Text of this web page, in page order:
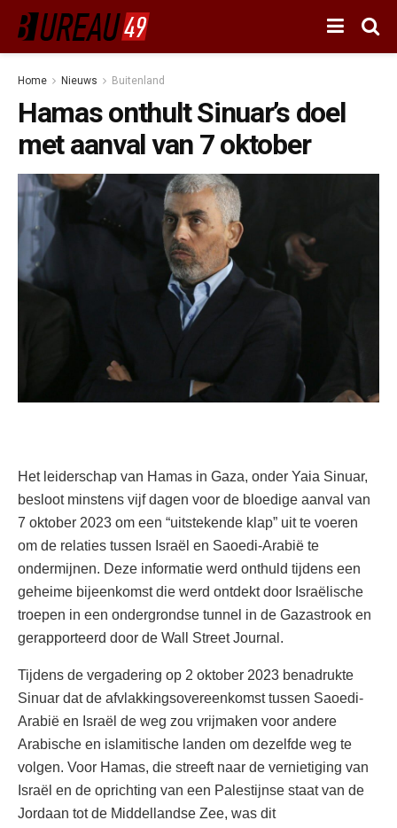
Home Nieuws Buitenland
Hamas onthult Sinuar’s doel
met aanval van 7 oktober
Het leiderschap van Hamas in Gaza, onder Yaia Sinuar,
besloot minstens vijf dagen voor de bloedige aanval van
7 oktober 2023 om een “uitstekende klap” uit te voeren
om de relaties tussen Israël en Saoedi-Arabië te
ondermijnen. Deze informatie werd onthuld tijdens een
geheime bijeenkomst die werd ontdekt door Israëlische
troepen in een ondergrondse tunnel in de Gazastrook en
gerapporteerd door de Wall Street Journal.
Tijdens de vergadering op 2 oktober 2023 benadrukte
Sinuar dat de afvlakkingsovereenkomst tussen Saoedi-
Arabië en Israël de weg zou vrijmaken voor andere
Arabische en islamitische landen om dezelfde weg te
volgen. Voor Hamas, die streeft naar de vernietiging van
Israël en de oprichting van een Palestijnse staat van de
Jordaan tot de Middellandse Zee, was dit